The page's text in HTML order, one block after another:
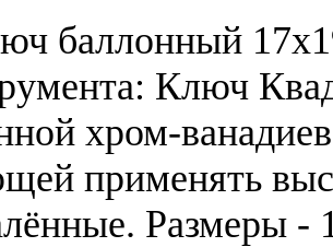
баллонный
Ключ
хром-
применять
Размеры